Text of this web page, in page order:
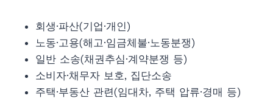
회생·파산(기업·개인)
노동·고용(해고·임금체불·노동분쟁)
일반 소송(채권추심·계약분쟁 등)
소비자·채무자 보호, 집단소송
주택·부동산 관련(임대차, 주택 압류·경매 등)